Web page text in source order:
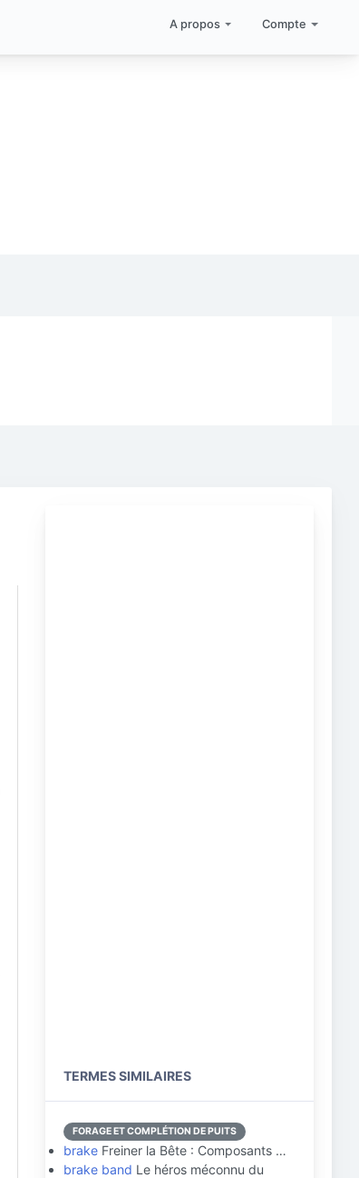
A propos Compte
TERMES SIMILAIRES
FORAGE ET COMPLÉTION DE PUITS
brake Freiner la Bête : Composants …
brake band Le héros méconnu du